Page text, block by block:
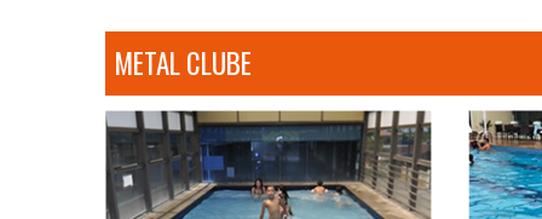
METAL CLUBE